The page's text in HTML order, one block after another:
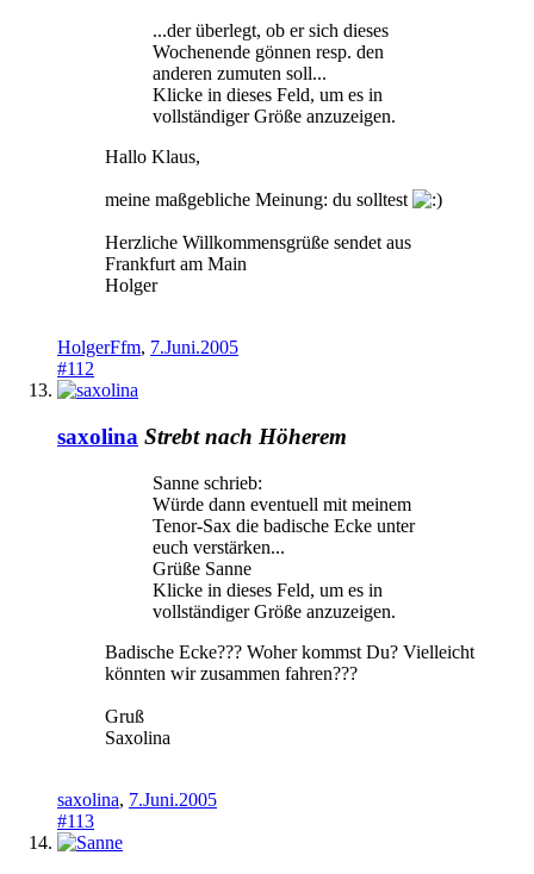
...der überlegt, ob er sich dieses
Wochenende gönnen resp. den
anderen zumuten soll...
Klicke in dieses Feld, um es in
vollständiger Größe anzuzeigen.
Hallo Klaus,
meine maßgebliche Meinung: du solltest
Herzliche Willkommensgrüße sendet aus
Frankfurt am Main
Holger
HolgerFfm, 7.Juni.2005
#112
saxolina Strebt nach Höherem
Sanne schrieb:
Würde dann eventuell mit meinem
Tenor-Sax die badische Ecke unter
euch verstärken...
Grüße Sanne
Klicke in dieses Feld, um es in
vollständiger Größe anzuzeigen.
Badische Ecke??? Woher kommst Du? Vielleicht
könnten wir zusammen fahren???
Gruß
Saxolina
saxolina, 7.Juni.2005
#113